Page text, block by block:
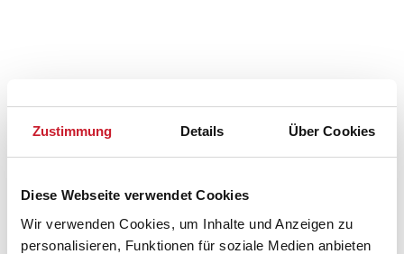
Zustimmung Details Über Cookies
Diese Webseite verwendet Cookies
Wir verwenden Cookies, um Inhalte und Anzeigen zu
personalisieren, Funktionen für soziale Medien anbieten